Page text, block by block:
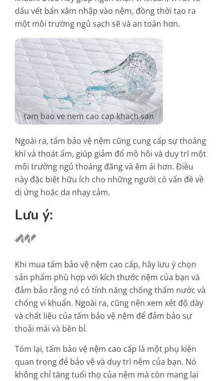
dấu vết bẩn xâm nhập vào nệm, đồng thời tạo ra
một môi trường ngủ sạch sẽ và an toàn hơn.
tam bao ve nem cao cap khach san
Ngoài ra, tấm bảo vệ nệm cũng cung cấp sự thoáng
khí và thoát ẩm, giúp giảm đổ mồ hôi và duy trì một
môi trường ngủ thoáng đãng và êm ái hơn. Điều
này đặc biệt hữu ích cho những người có vấn đề về
dị ứng hoặc da nhạy cảm.
Lưu ý:
Khi mua tấm bảo vệ nệm cao cấp, hãy lưu ý chọn
sản phẩm phù hợp với kích thước nệm của bạn và
đảm bảo rằng nó có tính năng chống thấm nước và
chống vi khuẩn. Ngoài ra, cũng nên xem xét độ dày
và chất liệu của tấm bảo vệ nệm để đảm bảo sự
thoải mái và bền bỉ.
Tóm lại, tấm bảo vệ nệm cao cấp là một phụ kiện
quan trọng để bảo vệ và duy trì nệm của bạn. Nó
không chỉ tăng tuổi thọ của nệm mà còn mang lại